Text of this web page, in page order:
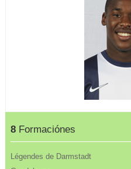
8 Formaciónes
Légendes de Darmstadt